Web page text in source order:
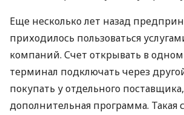
Еще несколько лет назад
приходилось пользоваться
компаний. Счет открывать в одном
терминал подключать через
покупать у отдельного
дополнительная программа. Такая